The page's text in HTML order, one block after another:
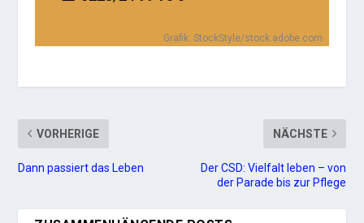
Grafik: StockStyle/stock.adobe.com
VORHERIGE
Dann passiert das Leben
NÄCHSTE
Der CSD: Vielfalt leben – von
der Parade bis zur Pflege